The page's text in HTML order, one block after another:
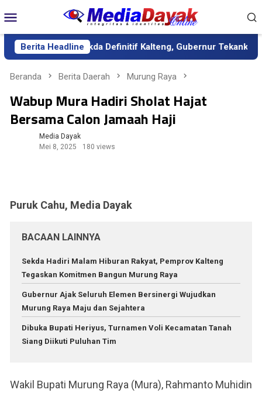
ke
kontenMobile
Berita Headline
sebagai Sekda Definitif Kalteng, Gubernur Tekankan Kerja
Beranda Berita Daerah Murung Raya
Wabup Mura Hadiri Sholat Hajat
Bersama Calon Jamaah Haji
Media Dayak
Mei 8, 2025
180 views
Puruk Cahu, Media Dayak
BACAAN LAINNYA
Sekda Hadiri Malam Hiburan Rakyat, Pemprov Kalteng
Tegaskan Komitmen Bangun Murung Raya
Gubernur Ajak Seluruh Elemen Bersinergi Wujudkan
Murung Raya Maju dan Sejahtera
Dibuka Bupati Heriyus, Turnamen Voli Kecamatan Tanah
Siang Diikuti Puluhan Tim
Wakil Bupati Murung Raya (Mura), Rahmanto Muhidin